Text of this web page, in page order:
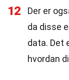
12
Der er
da disse
data. Det
hvordan